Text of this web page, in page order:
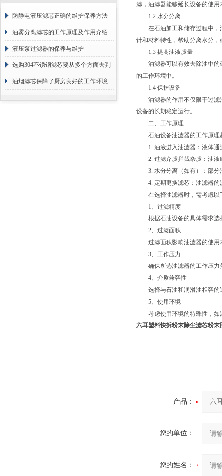
防静电液压滤芯正确的维护保养方法
油雾分离滤芯的工作原理及作用介绍
液压泵过滤器的保养与维护
选购304不锈钢滤芯要从多个方面去判
断
油烟滤芯保障了厨房良好的工作环境
滤，油滤器能够延长设备的使
1.2 水分分离
在石油加工和储存过程中，油
计和材料特性，帮助分离水分，
1.3 提高油液质量
油滤器可以有效去除油中的杂
的工作环境中。
1.4 保护设备
油滤器的作用不仅限于过滤油
设备的长期稳定运行。
二、工作原理
石油设备油滤器的工作原理
1. 油液进入油滤器：液体通
2. 过滤介质拦截杂质：油液
3. 水分分离（如有）：部分
4. 定期更换滤芯：油滤器的
在选择油滤器时，需考虑以
1、过滤精度
根据石油设备的具体需求选
2、过滤面积
过滤面积影响油滤器的使用
3、工作压力
确保所选油滤器的工作压力
4、介质兼容性
选择与石油和润滑油相容的
5、使用环境
考虑使用环境的特殊性，如
六耳塑料快拆粉末除尘滤芯粉末
产品：
您的单位：
您的姓名：